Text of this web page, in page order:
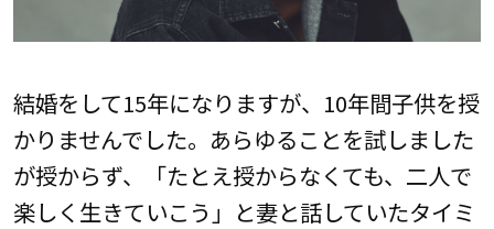
結婚をして15年になりますが、10年間子供を授
かりませんでした。あらゆることを試しました
が授からず、「たとえ授からなくても、二人で
楽しく生きていこう」と妻と話していたタイミ